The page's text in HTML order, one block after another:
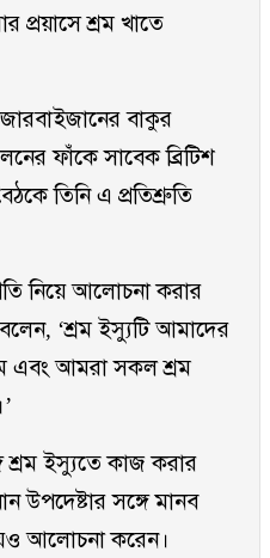
প্রয়াসে শ্রম খাতে
বাকুর
ফাঁকে সাবেক ব্রিটিশ
তিনি এ প্রতিশ্রুতি
নিয়ে আলোচনা করার
‘শ্রম ইস্যুটি আমাদের
এবং আমরা সকল শ্রম
শ্রম ইস্যুতে কাজ করার
উপদেষ্টার সঙ্গে মানব
আলোচনা করেন।